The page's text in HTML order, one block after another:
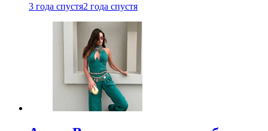
3 года спустя2 года спустя